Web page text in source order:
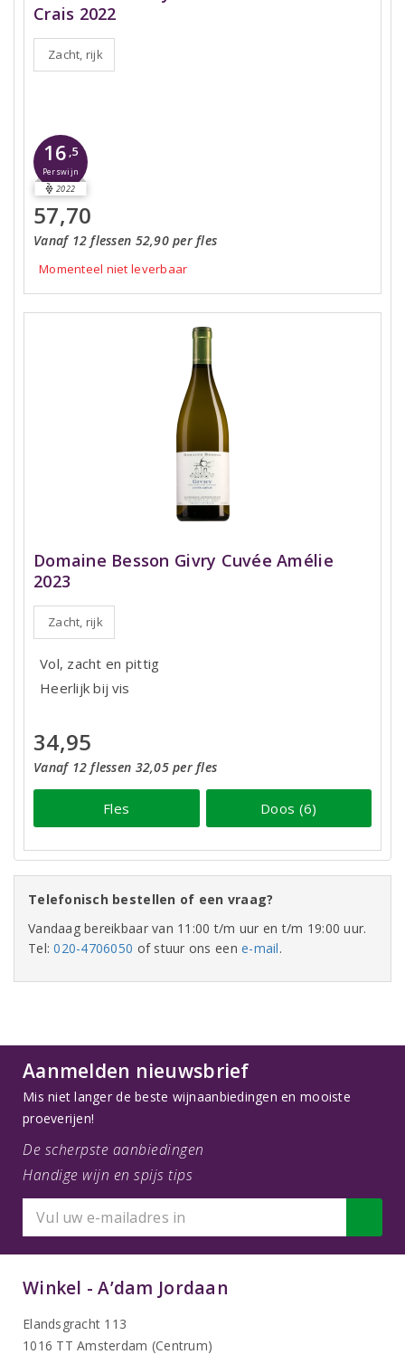
Crais 2022
Zacht, rijk
16 ,5
Perswijn
2022
57,70
Vanaf 12 flessen 52,90 per fles
Momenteel niet leverbaar
Domaine Besson Givry Cuvée Amélie
2023
Zacht, rijk
Vol, zacht en pittig
Heerlijk bij vis
34,95
Vanaf 12 flessen 32,05 per fles
Fles Doos (6)
Telefonisch bestellen of een vraag?
Vandaag bereikbaar van 11:00 t/m uur en t/m 19:00 uur.
Tel:020-4706050 of stuur ons eene-mail.
Aanmelden nieuwsbrief
Mis niet langer de beste wijnaanbiedingen en mooiste
proeverijen!
De scherpste aanbiedingen
Handige wijn en spijs tips
Winkel - A’dam Jordaan
Elandsgracht 113
1016 TT Amsterdam (Centrum)